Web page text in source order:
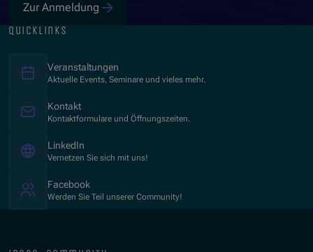
Zur Anmeldung
quicklinks
Veranstaltungen
Aktuelle Events, Seminare und vieles mehr.
Kontakt
Kontaktformulare und Öffnungszeiten.
LinkedIn
Vernetzen Sie sich mit uns!
Facebook(Öffnet in neuem Fenster)
Werden Sie Teil unserer Community!